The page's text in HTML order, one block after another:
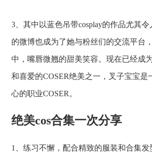
3、其中以蓝色吊带cosplay的作品尤其
的微博也成为了她与粉丝们的交流平台
中，嘴唇微翘的甜美笑容。现在已经成
和喜爱的COSER绝美之一，叉子宝宝是
心的职业COSER。
绝美cos合集一次分享
1、练习不懈，配合精致的服装和合集